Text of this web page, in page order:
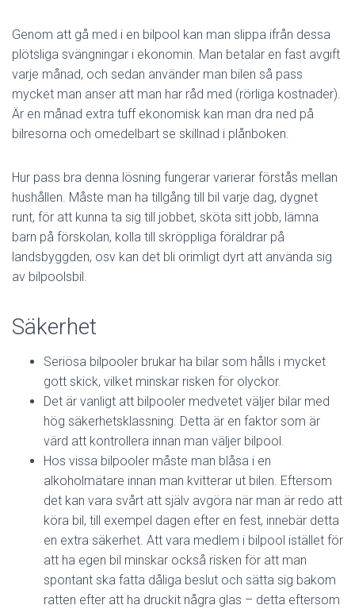
Genom att gå med i en bilpool kan man slippa ifrån dessa
plötsliga svängningar i ekonomin. Man betalar en fast avgift
varje månad, och sedan använder man bilen så pass
mycket man anser att man har råd med (rörliga kostnader).
Är en månad extra tuff ekonomisk kan man dra ned på
bilresorna och omedelbart se skillnad i plånboken.
Hur pass bra denna lösning fungerar varierar förstås mellan
hushållen. Måste man ha tillgång till bil varje dag, dygnet
runt, för att kunna ta sig till jobbet, sköta sitt jobb, lämna
barn på förskolan, kolla till skröppliga föräldrar på
landsbyggden, osv kan det bli orimligt dyrt att använda sig
av bilpoolsbil.
Säkerhet
Seriösa bilpooler brukar ha bilar som hålls i mycket
gott skick, vilket minskar risken för olyckor.
Det är vanligt att bilpooler medvetet väljer bilar med
hög säkerhetsklassning. Detta är en faktor som är
värd att kontrollera innan man väljer bilpool.
Hos vissa bilpooler måste man blåsa i en
alkoholmätare innan man kvitterar ut bilen. Eftersom
det kan vara svårt att själv avgöra när man är redo att
köra bil, till exempel dagen efter en fest, innebär detta
en extra säkerhet. Att vara medlem i bilpool istället för
att ha egen bil minskar också risken för att man
spontant ska fatta dåliga beslut och sätta sig bakom
ratten efter att ha druckit några glas – detta eftersom